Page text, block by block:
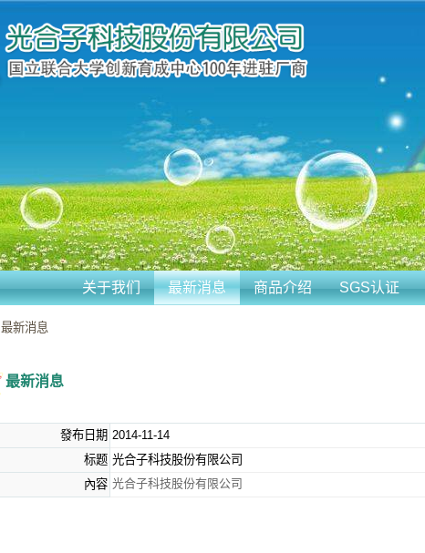
关于我们 最新消息 商品介绍 SGS认证
最新消息
最新消息
發布日期 2014-11-14
标题 光合子科技股份有限公司
內容 光合子科技股份有限公司